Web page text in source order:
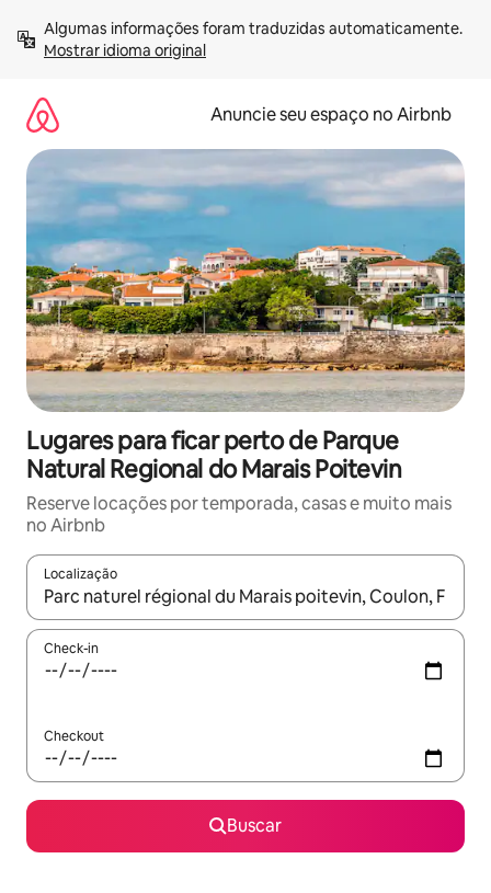
para
Mostrar idioma original
Anuncie seu espaço no Airbnb
Lugares para ficar perto de Parque
Natural Regional do Marais Poitevin
Reserve locações por temporada, casas e muito mais
no Airbnb
Localização
Quando os resultados estiverem disponíveis, explore-os
Check-in
Checkout
Buscar